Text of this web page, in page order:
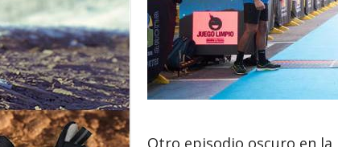
Otro episodio oscuro en